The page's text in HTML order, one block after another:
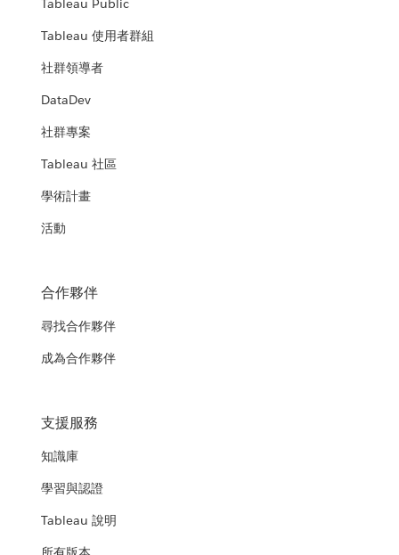
Tableau Public
Tableau 使用者群組
社群領導者
DataDev
社群專案
Tableau 社區
學術計畫
活動
合作夥伴
尋找合作夥伴
成為合作夥伴
支援服務
知識庫
學習與認證
Tableau 說明